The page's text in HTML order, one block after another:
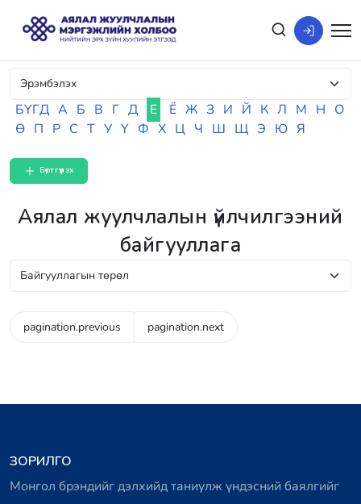
БҮГД А Б В Г Д Е Ё Ж З И Й К Л М Н О
Ө П Р С Т У Ү Ф Х Ц Ч Ш Щ Э Ю Я
Бүртгүүлэх
Аялал жуулчлалын үйлчилгээний
байгууллага
pagination.previous pagination.next
ЗОРИЛГО
Монгол брэндийг дэлхийд таниулж үндэсний баялгийг